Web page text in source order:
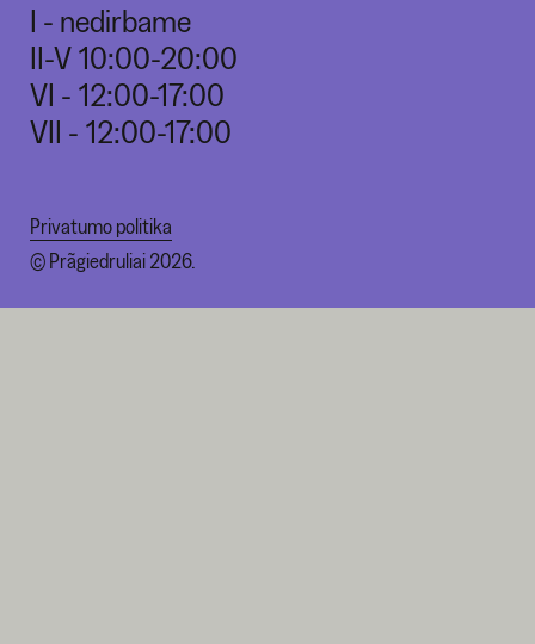
I - nedirbame
II-V 10:00-20:00
VI - 12:00-17:00
VII - 12:00-17:00
Privatumo politika
© Prãgiedruliai 2026.